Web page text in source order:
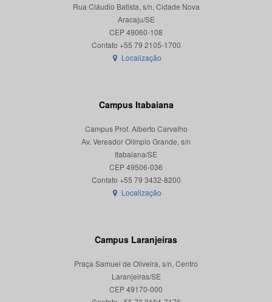
Rua Cláudio Batista, s/n, Cidade Nova
Aracaju/SE
CEP 49060-108
Localização
Campus Itabaiana
Campus Prof. Alberto Carvalho
Av. Vereador Olímpio Grande, s/n
Itabaiana/SE
CEP 49506-036
Localização
Campus Laranjeiras
Praça Samuel de Oliveira, s/n, Centro
Laranjeiras/SE
CEP 49170-000